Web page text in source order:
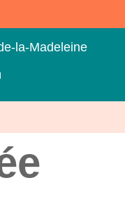
la-Madeleine